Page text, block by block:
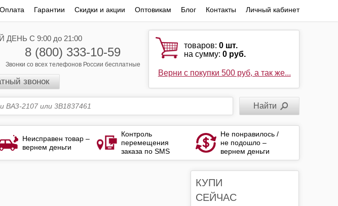
Оплата Гарантии Скидки и акции Оптовикам Блог Контакты Личный кабинет
С 9:00 до 21:00
8 (800) 333-10-59
Звонки со всех телефонов России бесплатные
звонок
товаров:0 шт.
на сумму:0 руб.
Верни с покупки 500 руб, а так же...
Неисправен товар –
вернем деньги
Контроль
перемещения
заказа по SMS
Не понравилось /
не подошло –
вернем деньги
КУПИ
СЕЙЧАС